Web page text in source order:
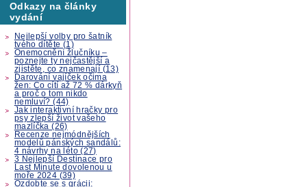
Odkazy na články
vydání
Nejlepší volby pro šatník
tvého dítěte (1)
Onemocnění žlučníku –
poznejte ty nejčastější a
zjistěte, co znamenají (13)
Darování vajíček očima
žen: Co cítí až 72 % dárkyň
a proč o tom nikdo
nemluví? (44)
Jak interaktivní hračky pro
psy zlepší život vašeho
mazlíčka (26)
Recenze nejmódnějších
modelů pánských sandálů:
4 návrhy na léto (27)
3 Nejlepší Destinace pro
Last Minute dovolenou u
moře 2024 (39)
Ozdobte se s grácii: